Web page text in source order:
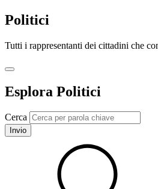
Politici
Tutti i rappresentanti dei cittadini che
Esplora Politici
Cerca
Invio